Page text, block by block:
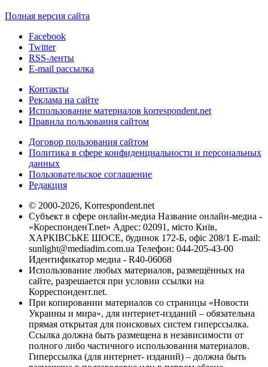
Полная версия сайта
Facebook
Twitter
RSS-ленты
E-mail рассылка
Контакты
Реклама на сайте
Использование материалов korrespondent.net
Правила пользования сайтом
Договор пользования сайтом
Политика в сфере конфиденциальности и персональных
данных
Пользовательское соглашение
Редакция
© 2000-2026, Korrespondent.net
Субъект в сфере онлайн-медиа Название онлайн-медиа -
«КореспонденТ.net» Адрес: 02091, місто Київ,
ХАРКІВСЬКЕ ШОСЕ, будинок 172-Б, офіс 208/1 E-mail:
sunlight@mediadim.com.ua Телефон: 044-205-43-00
Идентификатор медиа - R40-06068
Использование любых материалов, размещённых на
сайте, разрешается при условии ссылки на
Корреспондент.net.
При копировании материалов со страницы «Новости
Украины и мира», для интернет-изданий – обязательна
прямая открытая для поисковых систем гиперссылка.
Ссылка должна быть размещена в независимости от
полного либо частичного использования материалов.
Гиперссылка (для интернет- изданий) – должна быть